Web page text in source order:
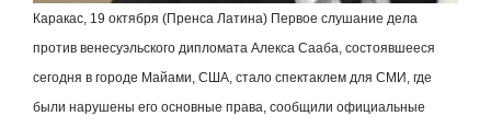
Каракас, 19 октября (Пренса Латина) Первое слушание дела
против венесуэльского дипломата Алекса Сааба, состоявшееся
сегодня в городе Майами, США, стало спектаклем для СМИ, где
были нарушены его основные права, сообщили официальные